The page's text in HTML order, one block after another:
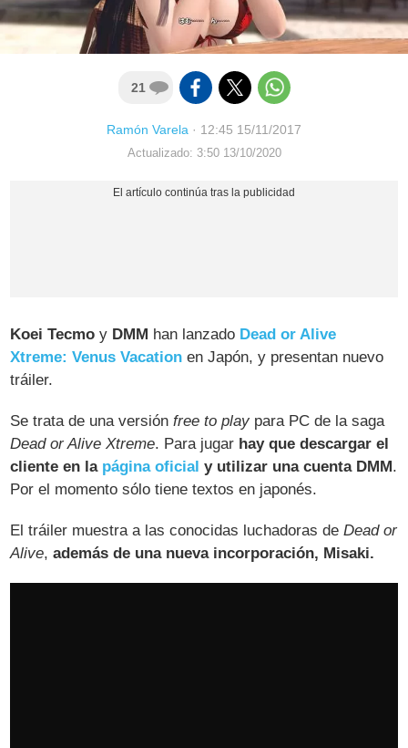
21
Ramón Varela · 12:45 15/11/2017
Actualizado: 3:50 13/10/2020
Koei Tecmo y DMM han lanzado Dead or Alive
Xtreme: Venus Vacation en Japón, y presentan nuevo
tráiler.
Se trata de una versiónfree to play para PC de la saga
Dead or Alive Xtreme. Para jugar hay que descargar el
cliente en la página oficial y utilizar una cuenta DMM.
Por el momento sólo tiene textos en japonés.
El tráiler muestra a las conocidas luchadoras deDead or
Alive,además de una nueva incorporación, Misaki.